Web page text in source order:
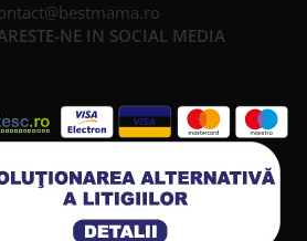
NE IN SOCIAL MEDIA